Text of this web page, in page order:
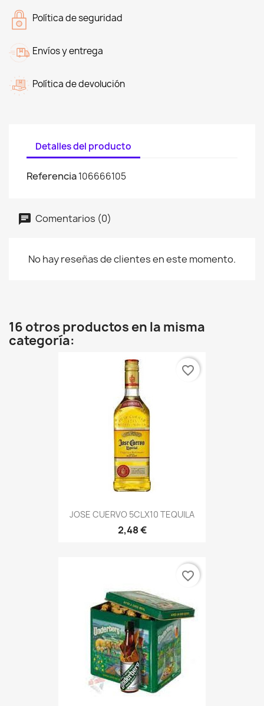
Política de seguridad
Envíos y entrega
Política de devolución
Detalles del producto
Referencia106666105
Comentarios (0)
No hay reseñas de clientes en este momento.
16 otros productos en la misma
categoría:
JOSE CUERVO 5CLX10 TEQUILA
2,48 €
favorite_border
favorite_border